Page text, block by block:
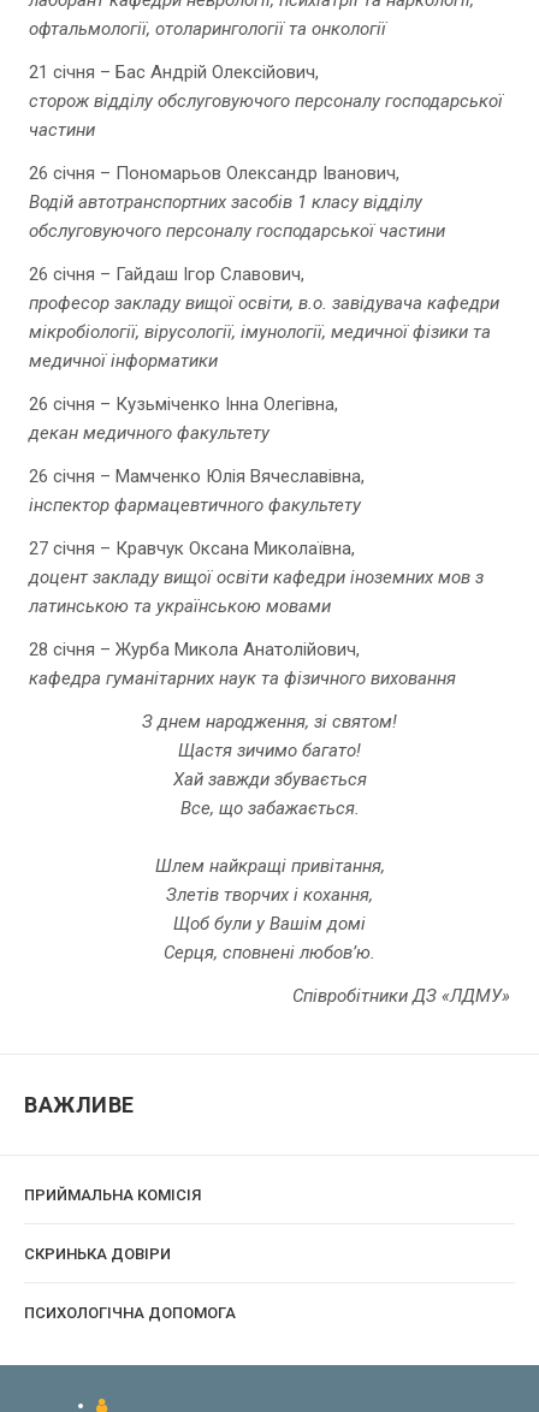
офтальмології, отоларингології та онкології
21 січня – Бас Андрій Олексійович,
сторож відділу обслуговуючого персоналу господарської
частини
26 січня – Пономарьов Олександр Іванович,
Водій автотранспортних засобів 1 класу відділу
обслуговуючого персоналу господарської частини
26 січня – Гайдаш Ігор Славович,
професор закладу вищої освіти, в.о. завідувача кафедри
мікробіології, вірусології, імунології, медичної фізики та
медичної інформатики
26 січня – Кузьміченко Інна Олегівна,
декан медичного факультету
26 січня – Мамченко Юлія Вячеславівна,
інспектор фармацевтичного факультету
27 січня – Кравчук Оксана Миколаївна,
доцент закладу вищої освіти кафедри іноземних мов з
латинською та українською мовами
28 січня – Журба Микола Анатолійович,
кафедра гуманітарних наук та фізичного виховання
З днем народження, зі святом!
Щастя зичимо багато!
Хай завжди збувається
Все, що забажається.
Шлем найкращі привітання,
Злетів творчих і кохання,
Щоб були у Вашім домі
Серця, сповнені любов’ю.
Співробітники ДЗ «ЛДМУ»
ВАЖЛИВЕ
ПРИЙМАЛЬНА КОМІСІЯ
CКРИНЬКА ДОВІРИ
ПСИХОЛОГІЧНА ДОПОМОГА